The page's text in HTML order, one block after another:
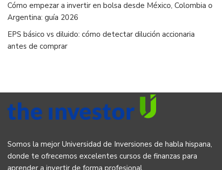
Cómo empezar a invertir en bolsa desde México, Colombia o
Argentina: guía 2026
EPS básico vs diluido: cómo detectar dilución accionaria
antes de comprar
Somos la mejor Universidad de Inversiones de habla hispana,
donde te ofrecemos excelentes cursos de finanzas para
aprender a invertir de forma profesional